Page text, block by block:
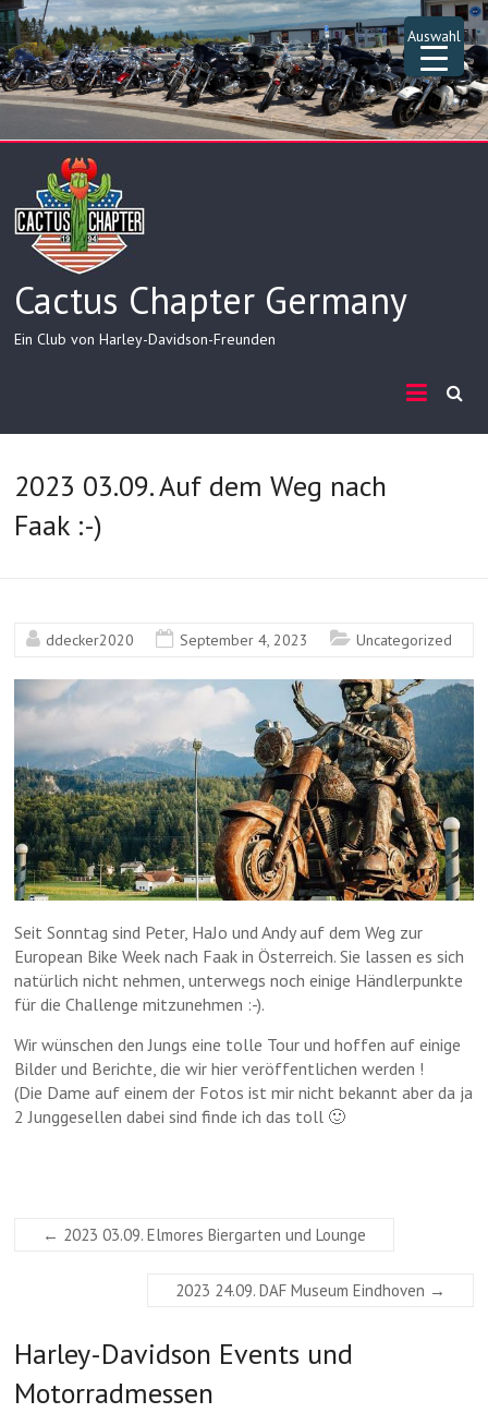
Auswahl
▲
▲
▲
Skip
to
content
Cactus Chapter Germany
Ein Club von Harley-Davidson-Freunden
2023 03.09. Auf dem Weg nach
Faak :-)
ddecker2020 September 4, 2023 Uncategorized
Seit Sonntag sind Peter, HaJo und Andy auf dem Weg zur
European Bike Week nach Faak in Österreich. Sie lassen es sich
natürlich nicht nehmen, unterwegs noch einige Händlerpunkte
für die Challenge mitzunehmen :-).
Wir wünschen den Jungs eine tolle Tour und hoffen auf einige
Bilder und Berichte, die wir hier veröffentlichen werden !
(Die Dame auf einem der Fotos ist mir nicht bekannt aber da ja
2 Junggesellen dabei sind finde ich das toll 🙂
← 2023 03.09. Elmores Biergarten und Lounge
2023 24.09. DAF Museum Eindhoven →
Harley-Davidson Events und
Motorradmessen